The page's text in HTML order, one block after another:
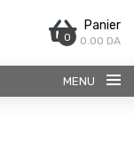
0
Panier
0.00 DA
MENU